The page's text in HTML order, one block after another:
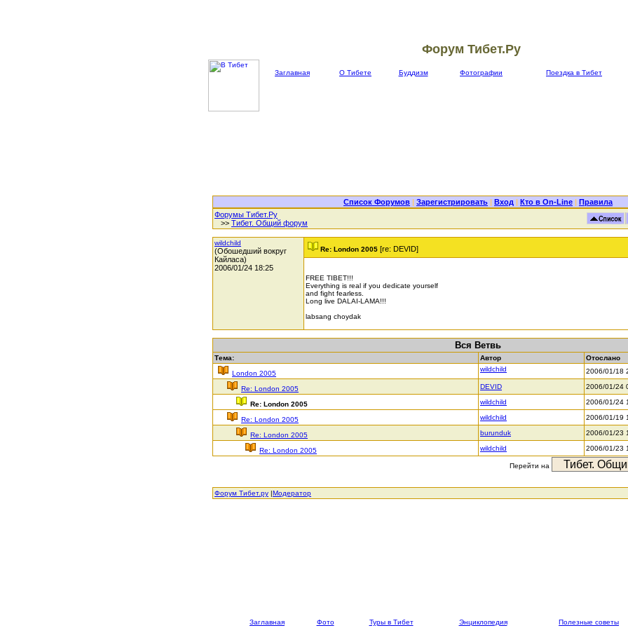
Форум Тибет.Ру
Заглавная О Тибете Буддизм Фотографии Поездка в Тибет
Список Форумов | Зарегистрировать | Вход | Кто в On-Line | Правила
Форумы Тибет.Ру
>> Тибет. Общий форум
wildchild
(Обошедший вокруг
Кайласа)
2006/01/24 18:25
Re: London 2005 [re: DEVID]
FREE TIBET!!!
Everything is real if you dedicate yourself
and fight fearless.
Long live DALAI-LAMA!!!
labsang choydak
Вся Ветвь
Тема: Автор
Отослано
London 2005
wildchild 2006/01/18
Re: London 2005 DEVID 2006/01/24
Re: London 2005 wildchild 2006/01/24
Re: London 2005 wildchild 2006/01/19
Re: London 2005 burunduk 2006/01/23
Re: London 2005 wildchild 2006/01/23
Перейти на
Форум Тибет.ру |Модератор
Заглавная Фото Туры в Тибет Энциклопедия Полезные советы